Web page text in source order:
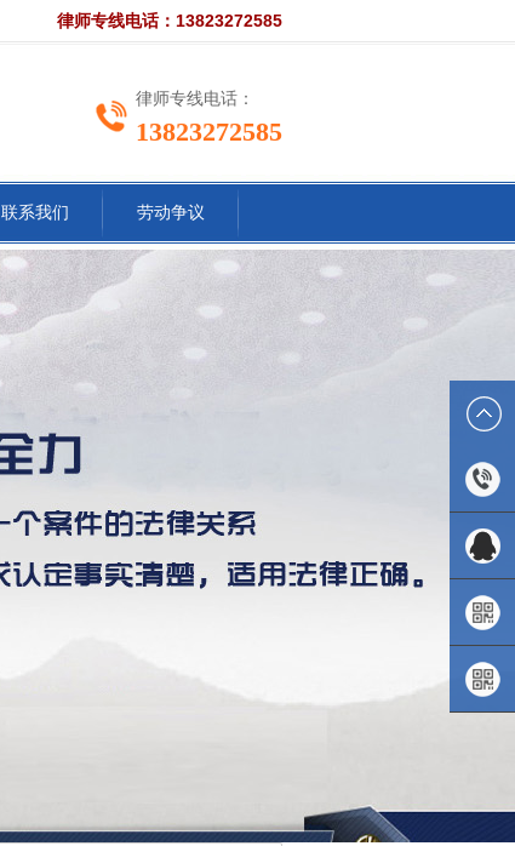
律师专线电话：13823272585
律师专线电话：
13823272585
联系我们 劳动争议
138-
2327-
2585
QQ咨询
小程序
询